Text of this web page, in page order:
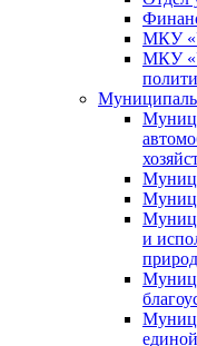
МКУ
МКУ
и